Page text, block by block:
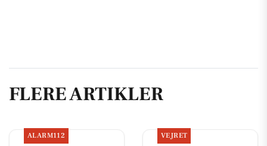
FLERE ARTIKLER
ALARM112 VEJRET